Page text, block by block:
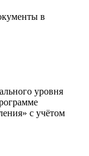
в
уровня
с учётом